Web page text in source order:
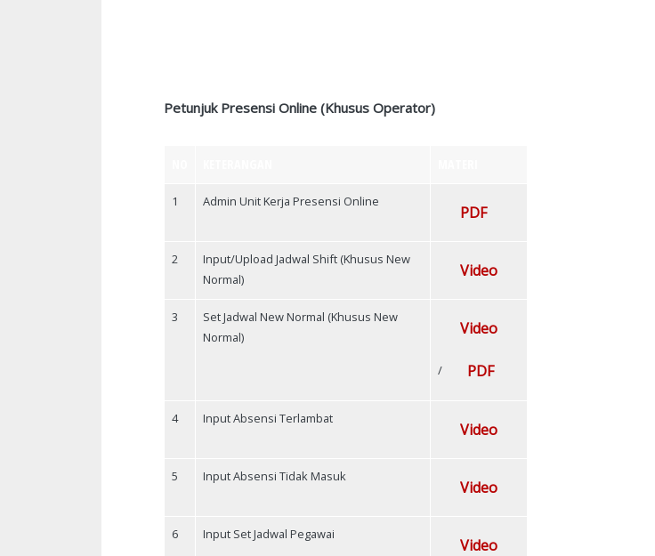
Petunjuk Presensi Online (Khusus Operator)
1 Admin Unit Kerja Presensi Online
PDF
2
Input/Upload Jadwal Shift (Khusus New
Normal)
Video
3
Set Jadwal New Normal (Khusus New
Normal)
Video
/ PDF
4 Input Absensi Terlambat
Video
5 Input Absensi Tidak Masuk
Video
6 Input Set Jadwal Pegawai
Video